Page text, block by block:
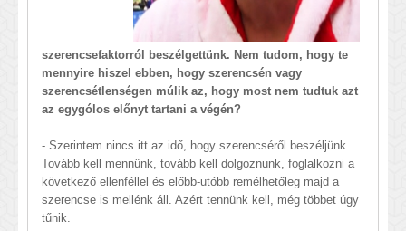
szerencsefaktorról beszélgettünk. Nem tudom, hogy te
mennyire hiszel ebben, hogy szerencsén vagy
szerencsétlenségen múlik az, hogy most nem tudtuk azt
az egygólos előnyt tartani a végén?
- Szerintem nincs itt az idő, hogy szerencséről beszéljünk.
Tovább kell mennünk, tovább kell dolgoznunk, foglalkozni a
következő ellenféllel és előbb-utóbb remélhetőleg majd a
szerencse is mellénk áll. Azért tennünk kell, még többet úgy
tűnik.